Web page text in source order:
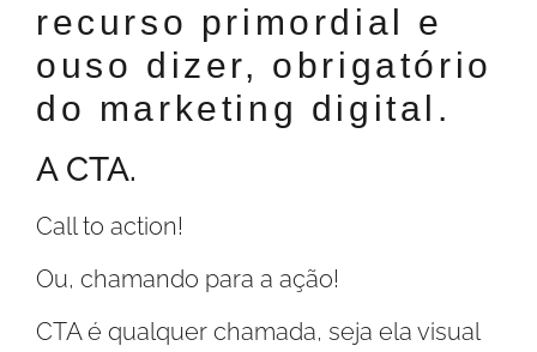
recurso primordial e
ouso dizer, obrigatório
do marketing digital.
A CTA.
Call to action!
Ou, chamando para a ação!
CTA é qualquer chamada, seja ela visual